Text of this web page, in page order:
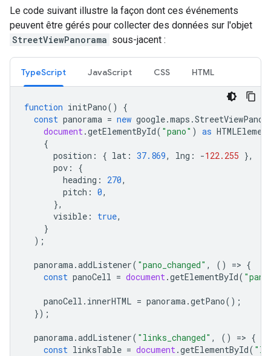
Le code suivant illustre la façon dont ces événements
peuvent être gérés pour collecter des données sur l'objet
StreetViewPanorama sous-jacent :
TypeScript JavaScript CSS HTML
function initPano()
{
const panorama = new google.maps .
document.getElementById( "pano" ) as HTMLElement
{
position : { lat : 37.869, lng : -122.255 },
pov :
{
heading : 270,
pitch : 0,
},
visible : true,
}
);
panorama.addListener( "pano_changed" , () => {
const panoCell = document.getElementById(
panoCell . innerHTML = panorama.getPano();
});
panorama.addListener( "links_changed" , () => {
const linksTable = document.getElementById(